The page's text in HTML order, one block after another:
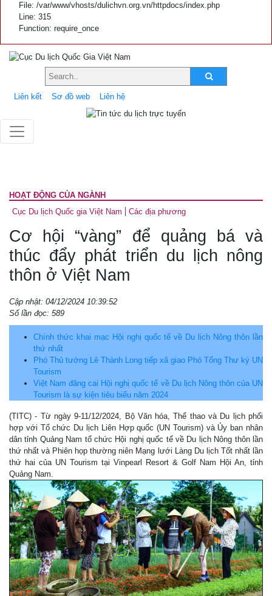
File: /var/www/vhosts/dulichvn.org.vn/httpdocs/index.php
Line: 315
Function: require_once
Liên kết Sơ đồ web Liên hệ
HOẠT ĐỘNG CỦA NGÀNH
Cục Du lịch Quốc gia Việt Nam
Các địa phương
Cơ hội “vàng” để quảng bá và
thúc đẩy phát triển du lịch nông
thôn ở Việt Nam
Cập nhật: 04/12/2024 10:39:52
Số lần đọc: 589
Chính thức khai mạc Hội nghị quốc tế về Du lịch Nông thôn lần
thứ nhất
Phó Thủ tướng Lê Thành Long tiếp xã giao Phó Tổng Thư ký UN
Tourism
Việt Nam đăng cai Hội nghị quốc tế về Du lịch Nông thôn của UN
Tourism là sự kiện tiêu biểu năm 2024
(TITC) - Từ ngày 9-11/12/2024, Bộ Văn hóa, Thể thao và Du lịch phối
hợp với Tổ chức Du lịch Liên Hợp quốc (UN Tourism) và Ủy ban nhân
dân tỉnh Quảng Nam tổ chức Hội nghị quốc tế về Du lịch Nông thôn lần
thứ nhất và Phiên họp thường niên Mạng lưới Làng Du lịch Tốt nhất lần
thứ hai của UN Tourism tại Vinpearl Resort & Golf Nam Hội An, tỉnh
Quảng Nam.